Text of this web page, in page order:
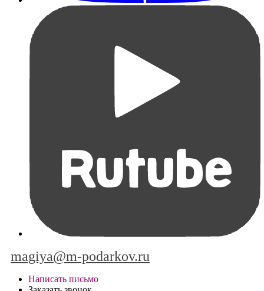
magiya@m-podarkov.ru
Написать письмо